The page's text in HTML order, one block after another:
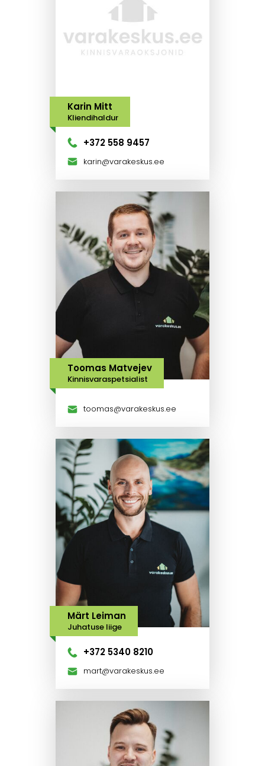
Karin Mitt
Kliendihaldur
+372 558 9457
karin@varakeskus.ee
Toomas Matvejev
Kinnisvaraspetsialist
toomas@varakeskus.ee
Märt Leiman
Juhatuse liige
+372 5340 8210
mart@varakeskus.ee